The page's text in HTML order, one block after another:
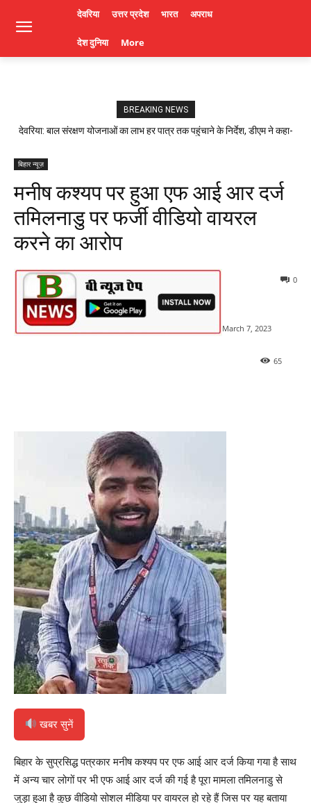
देवरिया उत्तर प्रदेश भारत अपराध
देश दुनिया More
BREAKING NEWS
देवरिया: बाल संरक्षण योजनाओं का लाभ हर पात्र तक पहुंचाने के निर्देश, डीएम ने कहा-
बिहार न्यूज़
मनीष कश्यप पर हुआ एफ आई आर दर्ज
तमिलनाडु पर फर्जी वीडियो वायरल
करने का आरोप
March 7, 2023
0
65
खबर सुनें
बिहार के सुप्रसिद्ध पत्रकार मनीष कश्यप पर एफ आई आर दर्ज किया गया है साथ
में अन्य चार लोगों पर भी एफ आई आर दर्ज की गई है पूरा मामला तमिलनाडु से
जुड़ा हुआ है कुछ वीडियो सोशल मीडिया पर वायरल हो रहे हैं जिस पर यह बताया